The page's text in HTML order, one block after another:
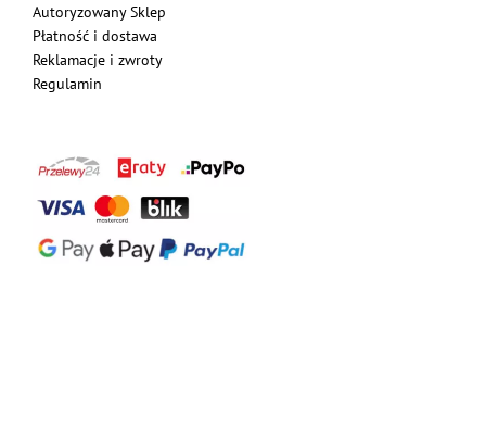
Autoryzowany Sklep
Płatność i dostawa
Reklamacje i zwroty
Regulamin